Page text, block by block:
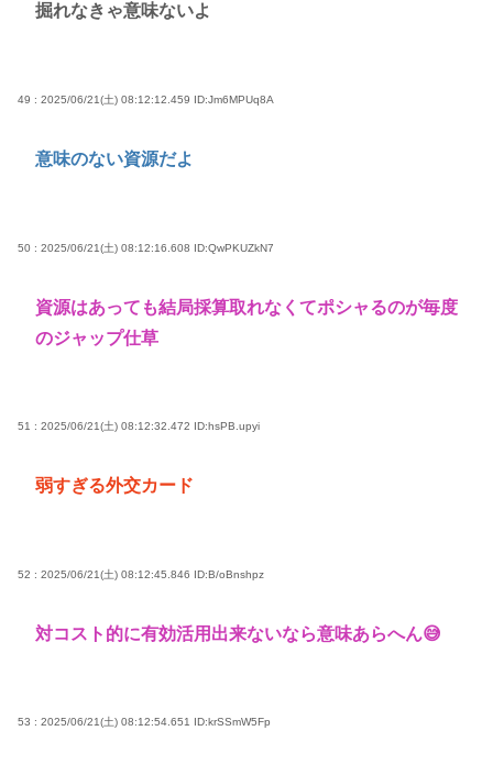
掘れなきゃ意味ないよ
49 : 2025/06/21(土) 08:12:12.459 ID:Jm6MPUq8A
意味のない資源だよ
50 : 2025/06/21(土) 08:12:16.608 ID:QwPKUZkN7
資源はあっても結局採算取れなくてポシャるのが毎度
のジャップ仕草
51 : 2025/06/21(土) 08:12:32.472 ID:hsPB.upyi
弱すぎる外交カード
52 : 2025/06/21(土) 08:12:45.846 ID:B/oBnshpz
対コスト的に有効活用出来ないなら意味あらへん😅
53 : 2025/06/21(土) 08:12:54.651 ID:krSSmW5Fp